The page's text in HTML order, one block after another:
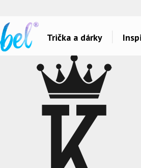
Trička a dárky
Inspirace na
Láska
Sport a auta
Dětské
Hlášky
Humor
Hudba & Film
Autorská grafika
Vše..